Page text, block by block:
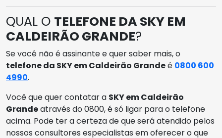
QUAL O TELEFONE DA SKY EM
CALDEIRÃO GRANDE?
Se você não é assinante e quer saber mais, o
telefone da SKY em Caldeirão Grandeé 0800 600
4990.
Você que quer contatar a SKY em Caldeirão
Grandeatravés do 0800, é só ligar para o telefone
acima. Pode ter a certeza de que será atendido pelos
nossos consultores especialistas em oferecer o que